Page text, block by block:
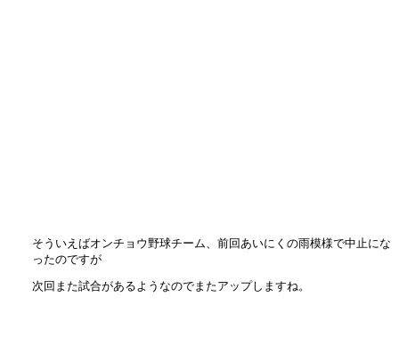
そういえばオンチョウ野球チーム、前回あいにくの雨模様で中止にな
ったのですが
次回また試合があるようなのでまたアップしますね。